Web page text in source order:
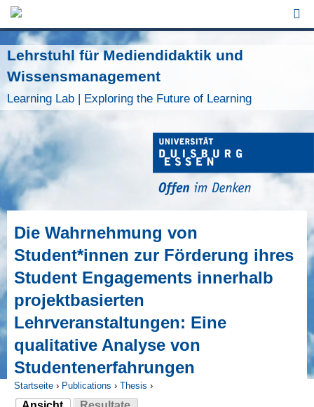
Jump to Navigation
Lehrstuhl für Mediendidaktik und
Wissensmanagement
Learning Lab | Exploring the Future of Learning
Die Wahrnehmung von
Student*innen zur Förderung ihres
Student Engagements innerhalb
projektbasierten
Lehrveranstaltungen: Eine
qualitative Analyse von
Studentenerfahrungen
Startseite › Publications › Thesis ›